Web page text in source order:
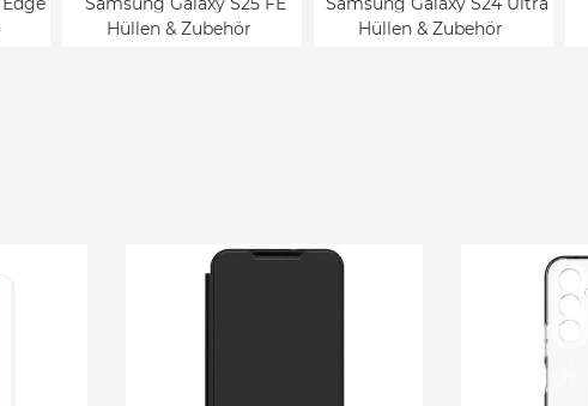
Hüllen & Zubehör
Hüllen & Zubehör
Hüllen & Zubehör
5G